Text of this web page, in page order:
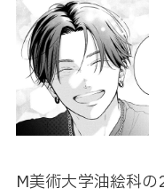
M美術大学油絵科